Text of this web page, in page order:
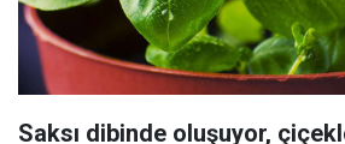
Saksı dibinde oluşuyor,